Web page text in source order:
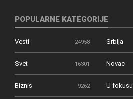
POPULARNE KATEGORIJE
Vesti 24958 Srbija
Svet 16301 Novac
Biznis 9262 U fokusu